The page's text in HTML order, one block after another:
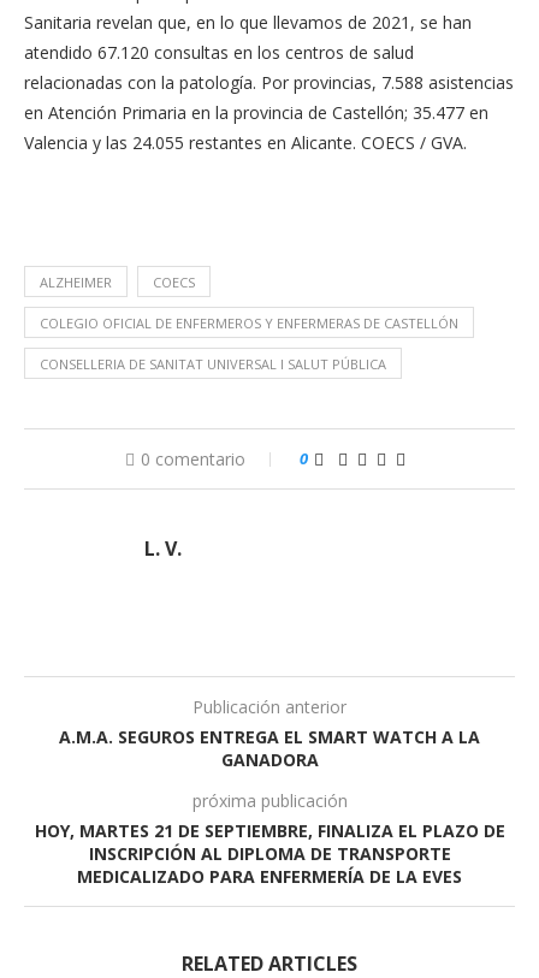
Sanitaria revelan que, en lo que llevamos de 2021, se han
atendido 67.120 consultas en los centros de salud
relacionadas con la patología. Por provincias, 7.588 asistencias
en Atención Primaria en la provincia de Castellón; 35.477 en
Valencia y las 24.055 restantes en Alicante. COECS / GVA.
ALZHEIMER COECS
COLEGIO OFICIAL DE ENFERMEROS Y ENFERMERAS DE CASTELLÓN
CONSELLERIA DE SANITAT UNIVERSAL I SALUT PÚBLICA
0 comentario 0
L. V.
Publicación anterior
A.M.A. SEGUROS ENTREGA EL SMART WATCH A LA
GANADORA
próxima publicación
HOY, MARTES 21 DE SEPTIEMBRE, FINALIZA EL PLAZO DE
INSCRIPCIÓN AL DIPLOMA DE TRANSPORTE
MEDICALIZADO PARA ENFERMERÍA DE LA EVES
RELATED ARTICLES